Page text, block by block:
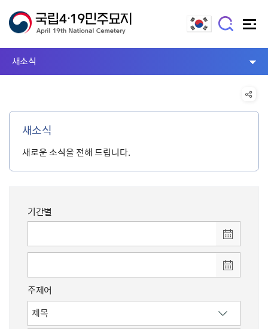
새소식
새소식
새로운 소식을 전해 드립니다.
기간별
주제어